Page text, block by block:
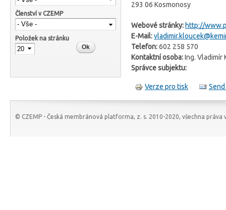
Členství v CZEMP
Položek na stránku
293 06 Kosmonosy
Webové stránky: http://
E-Mail:
Telefon:602 258 570
Kontaktní osoba:Ing. Vladimír
Správce subjektu:
Verze pro tisk
© CZEMP - Česká membránová platforma, z. s. 2010-2020, všechna